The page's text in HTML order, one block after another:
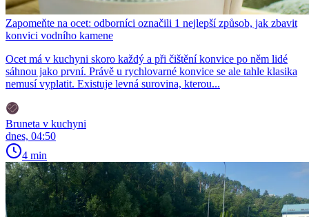
Zapomeňte na ocet: odborníci označili 1 nejlepší způsob, jak zbavit
konvici vodního kamene
Ocet má v kuchyni skoro každý a při čištění konvice po něm lidé
sáhnou jako první. Právě u rychlovarné konvice se ale tahle klasika
nemusí vyplatit. Existuje levná surovina, kterou...
Bruneta v kuchyni
dnes, 04:50
4 min